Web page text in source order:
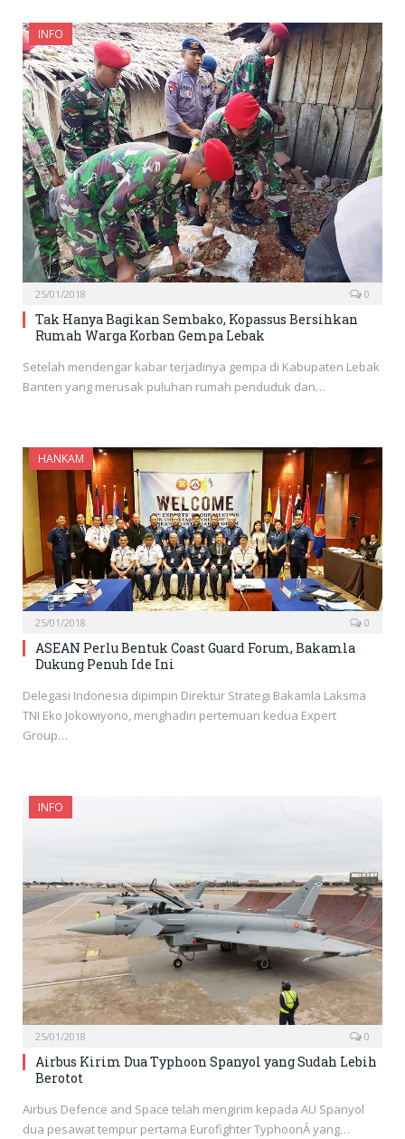
INFO
25/01/2018 0
Tak Hanya Bagikan Sembako, Kopassus Bersihkan
Rumah Warga Korban Gempa Lebak
Setelah mendengar kabar terjadinya gempa di Kabupaten Lebak
Banten yang merusak puluhan rumah penduduk dan…
HANKAM
25/01/2018 0
ASEAN Perlu Bentuk Coast Guard Forum, Bakamla
Dukung Penuh Ide Ini
Delegasi Indonesia dipimpin Direktur Strategi Bakamla Laksma
TNI Eko Jokowiyono, menghadiri pertemuan kedua Expert
Group…
INFO
25/01/2018 0
Airbus Kirim Dua Typhoon Spanyol yang Sudah Lebih
Berotot
Airbus Defence and Space telah mengirim kepada AU Spanyol
dua pesawat tempur pertama Eurofighter TyphoonÂ yang…